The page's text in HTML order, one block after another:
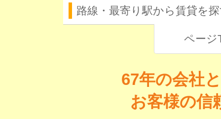
路線・最寄り駅から賃貸を
ページ
67年の会社
お客様の信